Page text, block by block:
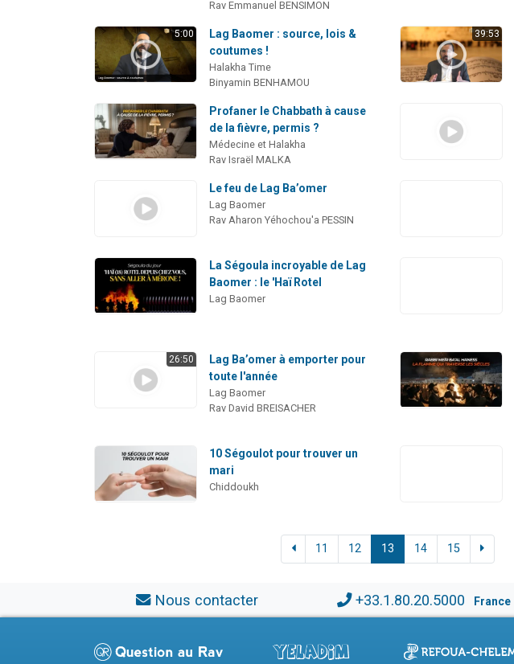
Rav Emmanuel BENSIMON
5:00
Lag Baomer : source, lois &
coutumes !
Halakha Time
Binyamin BENHAMOU
39:53
Profaner le Chabbath à cause
de la fièvre, permis ?
Médecine et Halakha
Rav Israël MALKA
Le feu de Lag Ba’omer
Lag Baomer
Rav Aharon Yéhochou'a PESSIN
La Ségoula incroyable de Lag
Baomer : le 'Haï Rotel
Lag Baomer
26:50
Lag Ba’omer à emporter pour
toute l'année
Lag Baomer
Rav David BREISACHER
10 Ségoulot pour trouver un
mari
Chiddoukh
11 12 13 14 15
Nous contacter +33.1.80.20.5000 France